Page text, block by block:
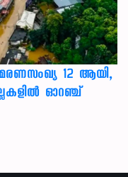
12 ആയി,
ഓറഞ്ച്